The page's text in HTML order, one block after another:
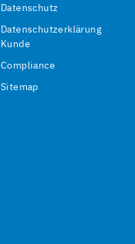
Datenschutz
Datenschutzerklärung
Kunde
Compliance
Sitemap